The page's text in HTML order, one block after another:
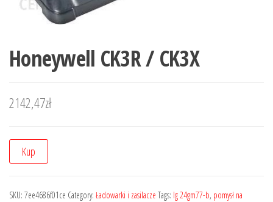
Honeywell CK3R / CK3X
2142,47zł
Kup
SKU: 7ee4686f01ce Category: Ładowarki i zasilacze Tags: lg 24gm77-b, pomysł na